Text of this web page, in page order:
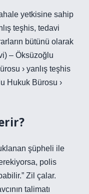
yetkisine sahip
teşhis, tedavi
bütünü olarak
– Öksüzoğlu
› yanlış teşhis
Hukuk Bürosu ›
şüpheli ile
polis
Zil çalar.
talimatı